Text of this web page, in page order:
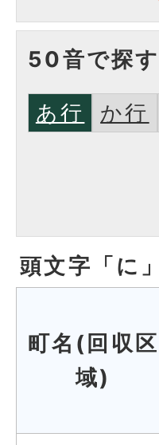
50音で探す
あ行 か行
頭文字「 に
町名(回収区
域)